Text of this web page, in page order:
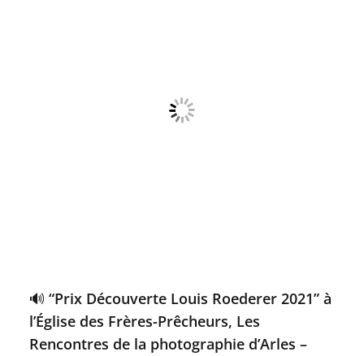
🔊 “Prix Découverte Louis Roederer 2021” à
l’Église des Frères-Prêcheurs, Les
Rencontres de la photographie d’Arles –